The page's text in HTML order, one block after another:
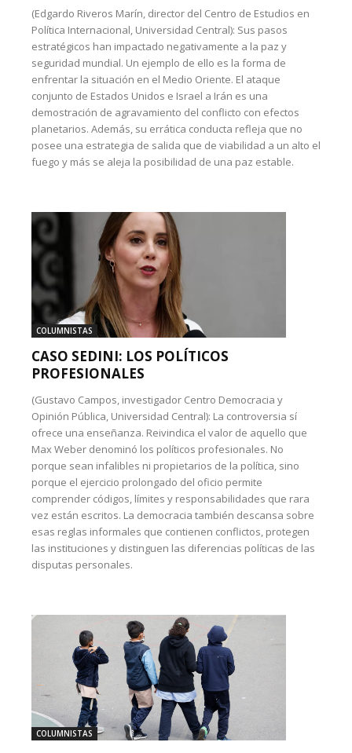
(Edgardo Riveros Marín, director del Centro de Estudios en
Política Internacional, Universidad Central): Sus pasos
estratégicos han impactado negativamente a la paz y
seguridad mundial. Un ejemplo de ello es la forma de
enfrentar la situación en el Medio Oriente. El ataque
conjunto de Estados Unidos e Israel a Irán es una
demostración de agravamiento del conflicto con efectos
planetarios. Además, su errática conducta refleja que no
posee una estrategia de salida que de viabilidad a un alto el
fuego y más se aleja la posibilidad de una paz estable.
COLUMNISTAS
CASO SEDINI: LOS POLÍTICOS
PROFESIONALES
(Gustavo Campos, investigador Centro Democracia y
Opinión Pública, Universidad Central): La controversia sí
ofrece una enseñanza. Reivindica el valor de aquello que
Max Weber denominó los políticos profesionales. No
porque sean infalibles ni propietarios de la política, sino
porque el ejercicio prolongado del oficio permite
comprender códigos, límites y responsabilidades que rara
vez están escritos. La democracia también descansa sobre
esas reglas informales que contienen conflictos, protegen
las instituciones y distinguen las diferencias políticas de las
disputas personales.
COLUMNISTAS